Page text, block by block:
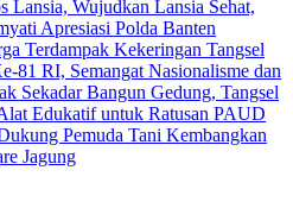
Lansia, Wujudkan Lansia Sehat,
Apresiasi Polda Banten
Terdampak Kekeringan Tangsel
81 RI, Semangat Nasionalisme dan
Sekadar Bangun Gedung, Tangsel
Edukatif untuk Ratusan PAUD
Pemuda Tani Kembangkan
Jagung